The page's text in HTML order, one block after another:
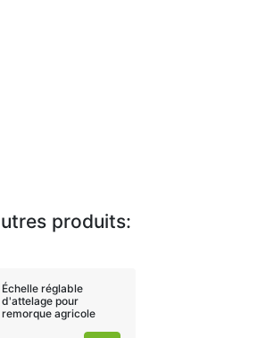
produits:
Échelle réglable
d'attelage pour
remorque agricole